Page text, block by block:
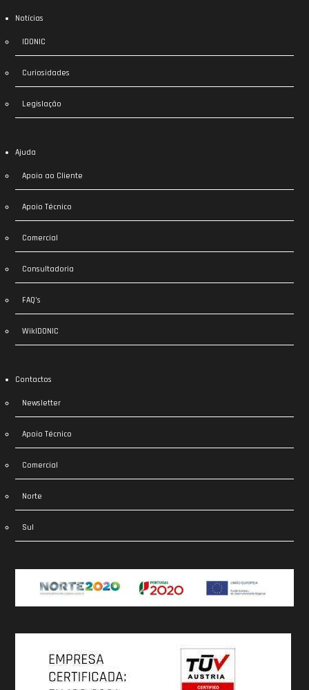
Notícias
IDONIC
Curiosidades
Legislação
Ajuda
Apoio ao Cliente
Apoio Técnico
Comercial
Consultadoria
FAQ’s
WikIDONIC
Contactos
Newsletter
Apoio Técnico
Comercial
Norte
Sul